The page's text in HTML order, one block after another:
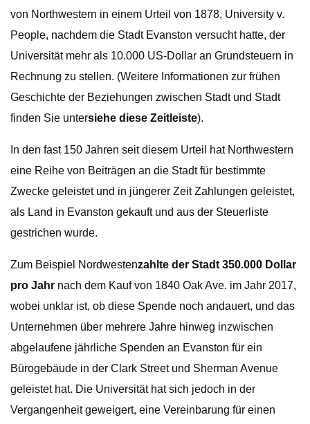
von Northwestern in einem Urteil von 1878, University v.
People, nachdem die Stadt Evanston versucht hatte, der
Universität mehr als 10.000 US-Dollar an Grundsteuern in
Rechnung zu stellen. (Weitere Informationen zur frühen
Geschichte der Beziehungen zwischen Stadt und Stadt
finden Sie untersiehe diese Zeitleiste).
In den fast 150 Jahren seit diesem Urteil hat Northwestern
eine Reihe von Beiträgen an die Stadt für bestimmte
Zwecke geleistet und in jüngerer Zeit Zahlungen geleistet,
als Land in Evanston gekauft und aus der Steuerliste
gestrichen wurde.
Zum Beispiel Nordwestenzahlte der Stadt 350.000 Dollar
pro Jahr nach dem Kauf von 1840 Oak Ave. im Jahr 2017,
wobei unklar ist, ob diese Spende noch andauert, und das
Unternehmen über mehrere Jahre hinweg inzwischen
abgelaufene jährliche Spenden an Evanston für ein
Bürogebäude in der Clark Street und Sherman Avenue
geleistet hat. Die Universität hat sich jedoch in der
Vergangenheit geweigert, eine Vereinbarung für einen